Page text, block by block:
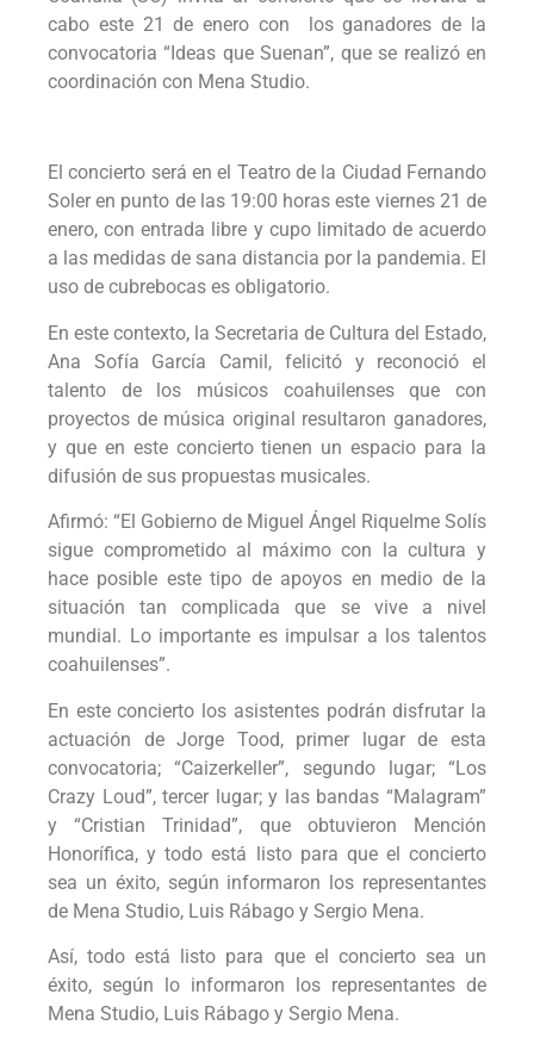
cabo este 21 de enero con los ganadores de la
convocatoria “Ideas que Suenan”, que se realizó en
coordinación con Mena Studio.
El concierto será en el Teatro de la Ciudad Fernando
Soler en punto de las 19:00 horas este viernes 21 de
enero, con entrada libre y cupo limitado de acuerdo
a las medidas de sana distancia por la pandemia. El
uso de cubrebocas es obligatorio.
En este contexto, la Secretaria de Cultura del Estado,
Ana Sofía García Camil, felicitó y reconoció el
talento de los músicos coahuilenses que con
proyectos de música original resultaron ganadores,
y que en este concierto tienen un espacio para la
difusión de sus propuestas musicales.
Afirmó: “El Gobierno de Miguel Ángel Riquelme Solís
sigue comprometido al máximo con la cultura y
hace posible este tipo de apoyos en medio de la
situación tan complicada que se vive a nivel
mundial. Lo importante es impulsar a los talentos
coahuilenses”.
En este concierto los asistentes podrán disfrutar la
actuación de Jorge Tood, primer lugar de esta
convocatoria; “Caizerkeller”, segundo lugar; “Los
Crazy Loud”, tercer lugar; y las bandas “Malagram”
y “Cristian Trinidad”, que obtuvieron Mención
Honorífica, y todo está listo para que el concierto
sea un éxito, según informaron los representantes
de Mena Studio, Luis Rábago y Sergio Mena.
Así, todo está listo para que el concierto sea un
éxito, según lo informaron los representantes de
Mena Studio, Luis Rábago y Sergio Mena.